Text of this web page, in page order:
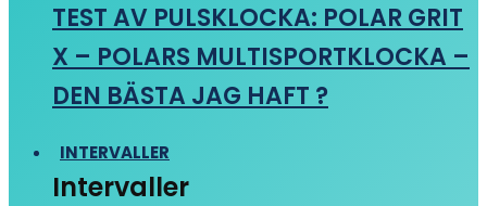
TEST AV PULSKLOCKA: POLAR GRIT
X – POLARS MULTISPORTKLOCKA –
DEN BÄSTA JAG HAFT ?
INTERVALLER
Intervaller